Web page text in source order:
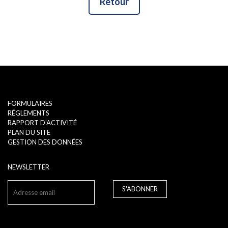
FORMULAIRES
RÉGLEMENTS
RAPPORT D'ACTIVITÉ
PLAN DU SITE
GESTION DES DONNÉES
NEWSLETTER
S'ABONNER